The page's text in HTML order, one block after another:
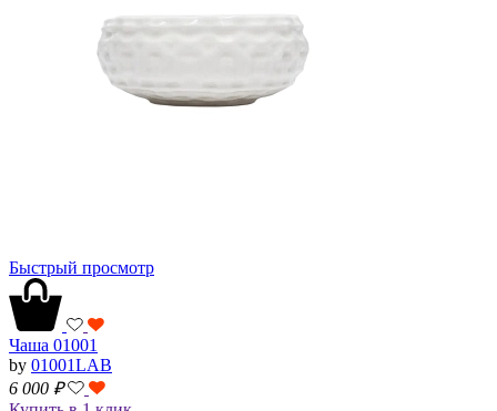
Быстрый просмотр
Чаша 01001
by 01001LAB
6 000 ₽